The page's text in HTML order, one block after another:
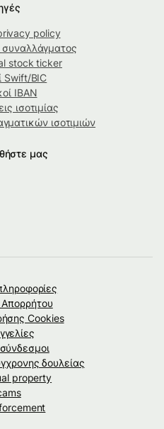
policy
stock ticker
Swift/BIC
IBAN
ισοτιμίας
ισοτιμιών
μας
Απορρήτου
Cookies
δουλείας
property